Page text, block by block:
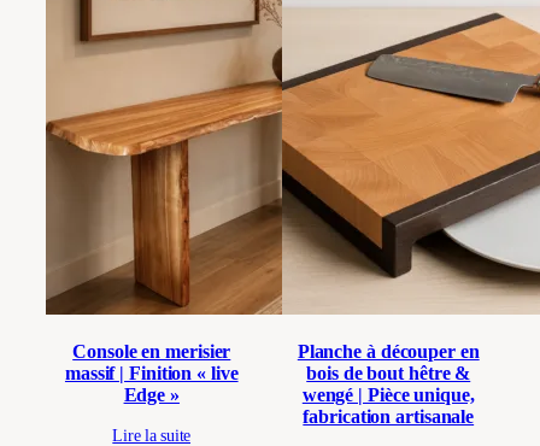
Console en merisier
massif | Finition « live
Edge »
Lire la suite
Planche à découper en
bois de bout hêtre &
wengé | Pièce unique,
fabrication artisanale